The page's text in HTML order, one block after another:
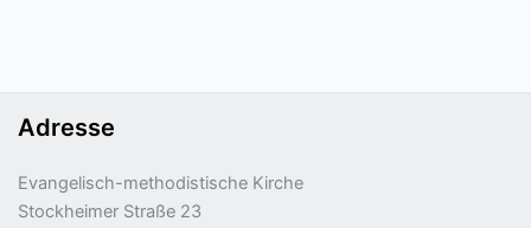
Adresse
Evangelisch-methodistische Kirche
Stockheimer Straße 23